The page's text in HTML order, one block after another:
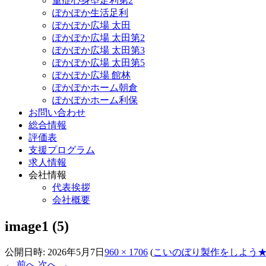
ぽかぽか生活足利
ぽかぽか広場 太田
ぽかぽか広場 太田第2
ぽかぽか広場 太田第3
ぽかぽか広場 太田第5
ぽかぽか広場 館林
ぽかぽかホーム朝倉
ぽかぽかホーム利保
お問い合わせ
総合情報
評価表
支援プログラム
求人情報
会社情報
代表挨拶
会社概要
image1 (5)
公開日時: 2026年5月7日 960 × 1706 (こいのぼり製作をしよう